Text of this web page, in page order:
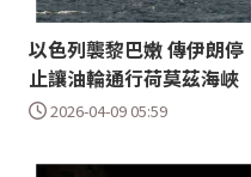
以色列襲黎巴嫩 傳伊朗停
止讓油輪通行荷莫茲海峽
2026-04-09 05:59